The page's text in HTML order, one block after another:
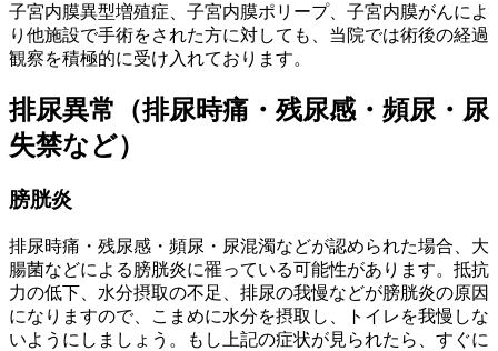
子宮内膜異型増殖症、子宮内膜ポリープ、子宮内膜がんによ
り他施設で手術をされた方に対しても、当院では術後の経過
観察を積極的に受け入れております。
排尿異常（排尿時痛・残尿感・頻尿・尿
失禁など）
膀胱炎
排尿時痛・残尿感・頻尿・尿混濁などが認められた場合、大
腸菌などによる膀胱炎に罹っている可能性があります。抵抗
力の低下、水分摂取の不足、排尿の我慢などが膀胱炎の原因
になりますので、こまめに水分を摂取し、トイレを我慢しな
いようにしましょう。もし上記の症状が見られたら、すぐに